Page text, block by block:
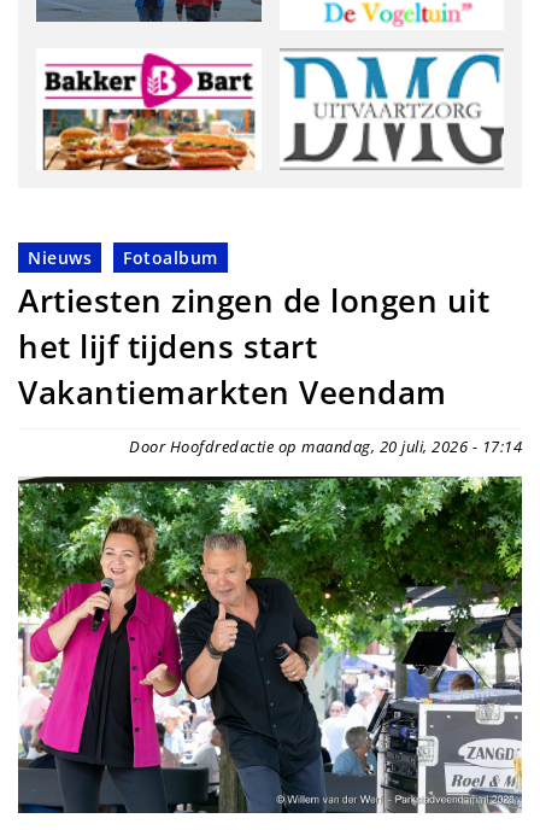
Nieuws Fotoalbum
Artiesten zingen de longen uit
het lijf tijdens start
Vakantiemarkten Veendam
Door Hoofdredactie op maandag, 20 juli, 2026 - 17:14